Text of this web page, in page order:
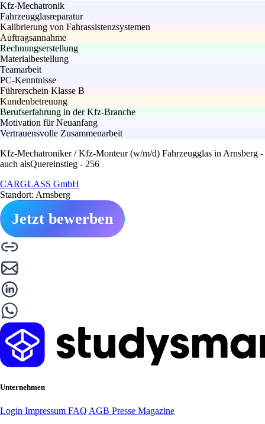
Kfz-Mechatronik
Fahrzeugglasreparatur
Kalibrierung von Fahrassistenzsystemen
Auftragsannahme
Rechnungserstellung
Materialbestellung
Teamarbeit
PC-Kenntnisse
Führerschein Klasse B
Kundenbetreuung
Berufserfahrung in der Kfz-Branche
Motivation für Neuanfang
Vertrauensvolle Zusammenarbeit
Kfz-Mechatroniker / Kfz-Monteur (w/m/d) Fahrzeugglas in Arnsberg -
auch alsQuereinstieg - 256
CARGLASS GmbH
Standort: Arnsberg
Jetzt bewerben
Unternehmen
Login Impressum FAQ AGB Presse Magazine